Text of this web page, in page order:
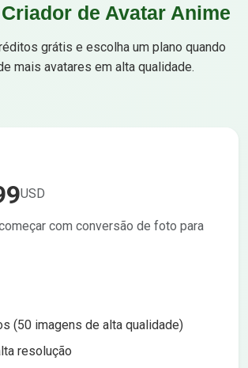
de Avatar Anime
grátis e escolha um plano quando
mais avatares em alta qualidade.
USD
com conversão de foto para
(50 imagens de alta qualidade)
resolução